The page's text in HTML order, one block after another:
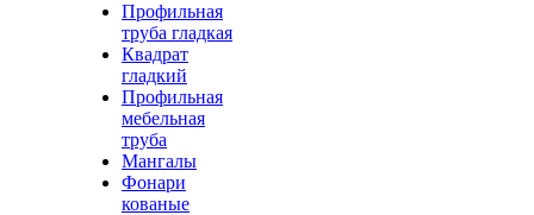
Профильная
труба гладкая
Квадрат
гладкий
Профильная
мебельная
труба
Мангалы
Фонари
кованые